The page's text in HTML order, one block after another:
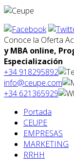
Conoce la Oferta
y MBA online,
Especialización
+34 918295892
info@ceupe.com
+34 621365929
Portada
CEUPE
EMPRESAS
MARKETING
RRHH